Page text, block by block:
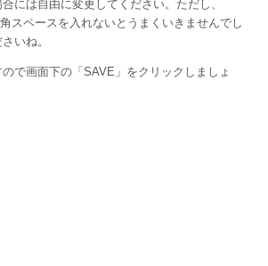
には自由に変更してください。ただし、
スペースを入れないとうまくいきませんでし
いね。
で画面下の「SAVE」をクリックしましょ